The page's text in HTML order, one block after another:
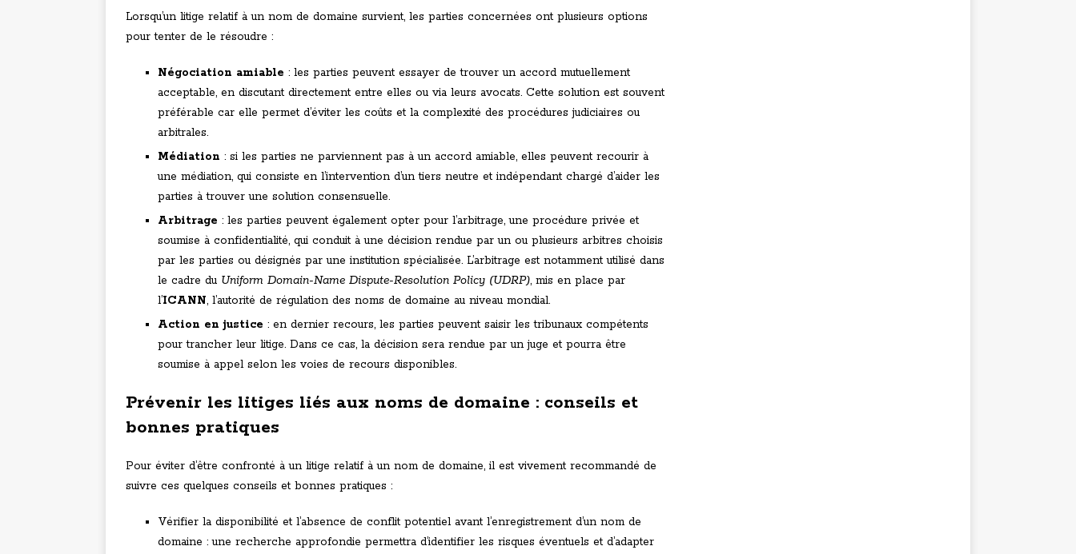
Lorsqu’un litige relatif à un nom de domaine survient, les parties concernées ont plusieurs options
pour tenter de le résoudre :
Négociation amiable : les parties peuvent essayer de trouver un accord mutuellement
acceptable, en discutant directement entre elles ou via leurs avocats. Cette solution est souvent
préférable car elle permet d’éviter les coûts et la complexité des procédures judiciaires ou
arbitrales.
Médiation : si les parties ne parviennent pas à un accord amiable, elles peuvent recourir à
une médiation, qui consiste en l’intervention d’un tiers neutre et indépendant chargé d’aider les
parties à trouver une solution consensuelle.
Arbitrage : les parties peuvent également opter pour l’arbitrage, une procédure privée et
soumise à confidentialité, qui conduit à une décision rendue par un ou plusieurs arbitres choisis
par les parties ou désignés par une institution spécialisée. L’arbitrage est notamment utilisé dans
le cadre du Uniform Domain-Name Dispute-Resolution Policy (UDRP), mis en place par
l’ICANN, l’autorité de régulation des noms de domaine au niveau mondial.
Action en justice : en dernier recours, les parties peuvent saisir les tribunaux compétents
pour trancher leur litige. Dans ce cas, la décision sera rendue par un juge et pourra être
soumise à appel selon les voies de recours disponibles.
Prévenir les litiges liés aux noms de domaine : conseils et
bonnes pratiques
Pour éviter d’être confronté à un litige relatif à un nom de domaine, il est vivement recommandé de
suivre ces quelques conseils et bonnes pratiques :
Vérifier la disponibilité et l’absence de conflit potentiel avant l’enregistrement d’un nom de
domaine : une recherche approfondie permettra d’identifier les risques éventuels et d’adapter